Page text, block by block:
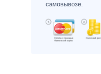
самовывозе.